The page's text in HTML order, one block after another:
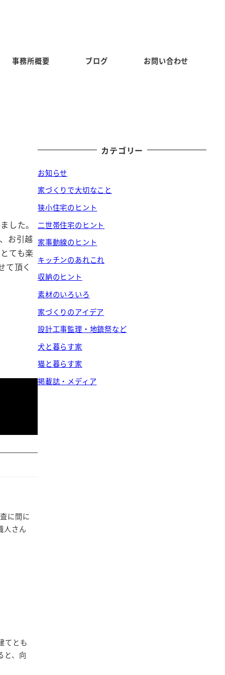
事務所概要 ブログ お問い合わせ
した。
お引越
ても楽
て頂く
に間に
人さん
てとも
と、向
カテゴリー
お知らせ
家づくりで大切なこと
狭小住宅のヒント
二世帯住宅のヒント
家事動線のヒント
キッチンのあれこれ
収納のヒント
素材のいろいろ
家づくりのアイデア
設計工事監理・地鎮祭など
犬と暮らす家
猫と暮らす家
掲載誌・メディア